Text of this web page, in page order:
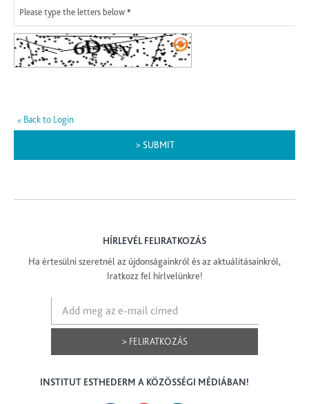
Please type the letters below
« Back to Login
> SUBMIT
HÍRLEVÉL FELIRATKOZÁS
Ha értesülni szeretnél az újdonságainkról és az aktuálitásainkról,
Iratkozz fel hírlvelünkre!
> FELIRATKOZÁS
INSTITUT ESTHEDERM A KÖZÖSSÉGI MÉDIÁBAN!